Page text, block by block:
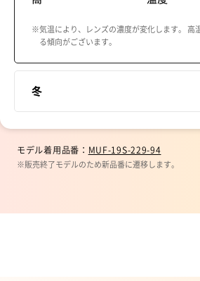
※気温により、レンズの濃度が変化します。 高
る傾向がございます。
冬
モデル着用品番： MUF-19S-229-94
※販売終了モデルのため新品番に遷移します。